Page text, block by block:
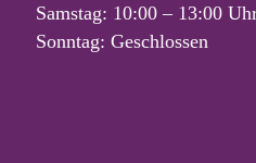
Samstag: 10:00 – 13:00
Sonntag: Geschlossen